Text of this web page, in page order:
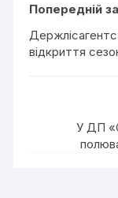
Попередній
відкриття
У ДП